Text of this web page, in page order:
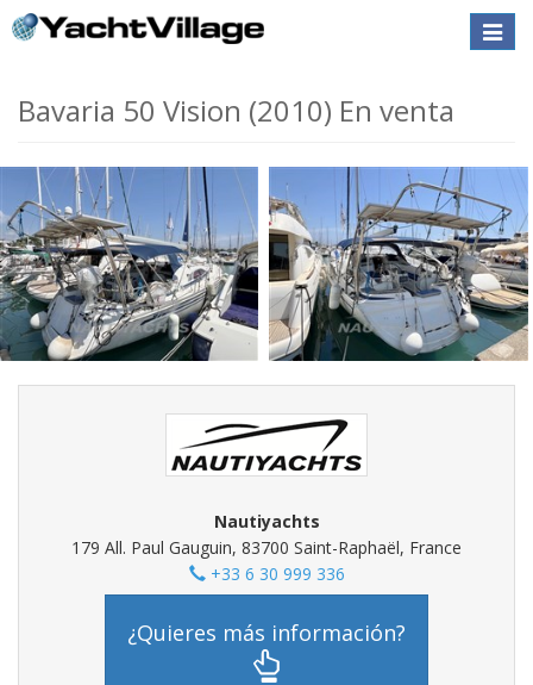
Toggle
Bavaria 50 Vision (2010) En venta
Nautiyachts
179 All. Paul Gauguin, 83700 Saint-Raphaël, France
+33 6 30 999 336
¿Quieres más información?